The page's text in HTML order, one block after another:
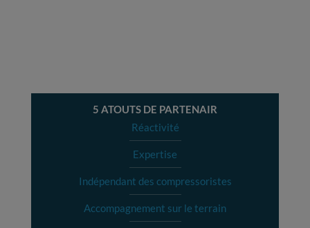
5 ATOUTS DE PARTENAIR
Réactivité
Expertise
Indépendant des compressoristes
Accompagnement sur le terrain